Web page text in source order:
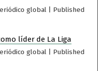
global
Published
líder de La Liga
global
Published